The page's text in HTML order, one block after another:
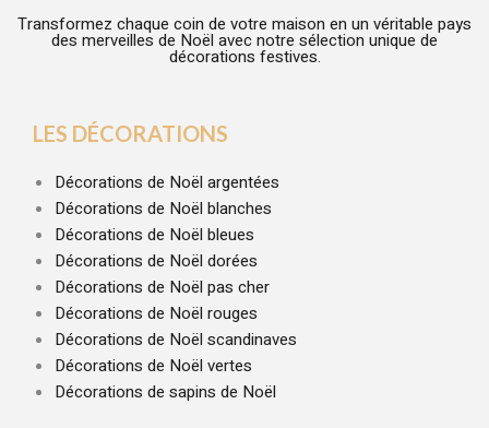
Transformez chaque coin de votre maison en un véritable pays
des merveilles de Noël avec notre sélection unique de
décorations festives.
LES DÉCORATIONS
Décorations de Noël argentées
Décorations de Noël blanches
Décorations de Noël bleues
Décorations de Noël dorées
Décorations de Noël pas cher
Décorations de Noël rouges
Décorations de Noël scandinaves
Décorations de Noël vertes
Décorations de sapins de Noël